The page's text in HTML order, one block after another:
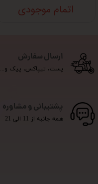
اتمام موجودی
ارسال سفارش
پست، تیپاکس، پیک و...
پشتیبانی و مشاوره
همه جانبه از 11 الی 21